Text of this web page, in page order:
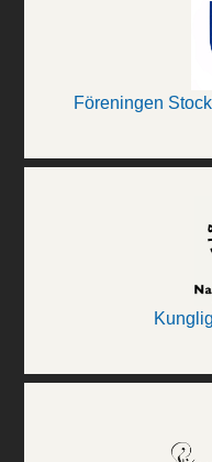
Föreningen